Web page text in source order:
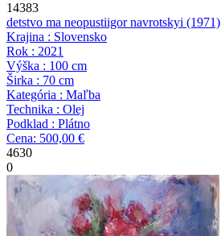
14383
detstvo ma neopustiigor navrotskyi (1971)
Krajina : Slovensko
Rok : 2021
Výška : 100 cm
Širka : 70 cm
Kategória : Maľba
Technika : Olej
Podklad : Plátno
Cena: 500,00 €
4630
0